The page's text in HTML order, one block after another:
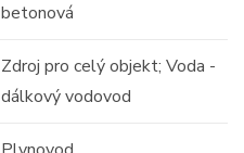
betonová
Zdroj pro celý objekt; Voda -
dálkový vodovod